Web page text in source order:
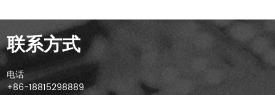
联系方式
电话
+86-18815298889